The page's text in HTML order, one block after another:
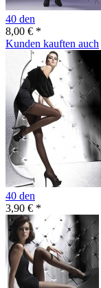
40 den
8,00 € *
Kunden kauften auch
40 den
3,90 € *